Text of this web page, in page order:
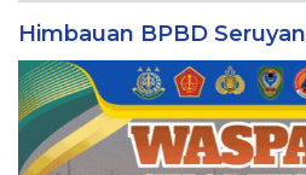
Himbauan BPBD Seruyan